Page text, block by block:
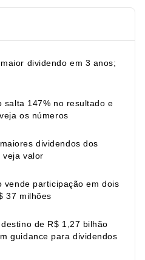
dividendo em 3 anos;
salta 147% no resultado e
os números
dividendos dos
veja valor
vende participação em dois
37 milhões
de R$ 1,27 bilhão
guidance para dividendos